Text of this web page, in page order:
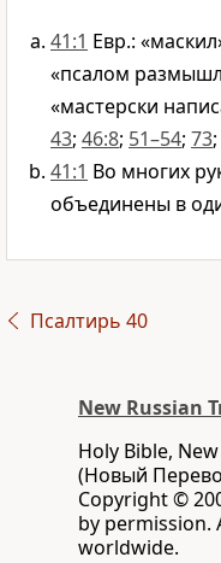
41:1 Евр.:
«псалом
«мастерски
43; 46:8; 51–54; 73;
41:1 Во многих
объединены в
Псалтирь 40
New Russian
Holy Bible,
(Новый
Copyright ©
by permission.
worldwide.